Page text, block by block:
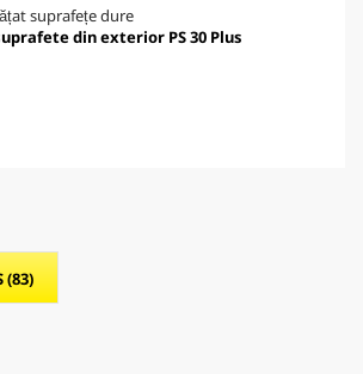
suprafețe dure
din exterior PS 30 Plus
(83)